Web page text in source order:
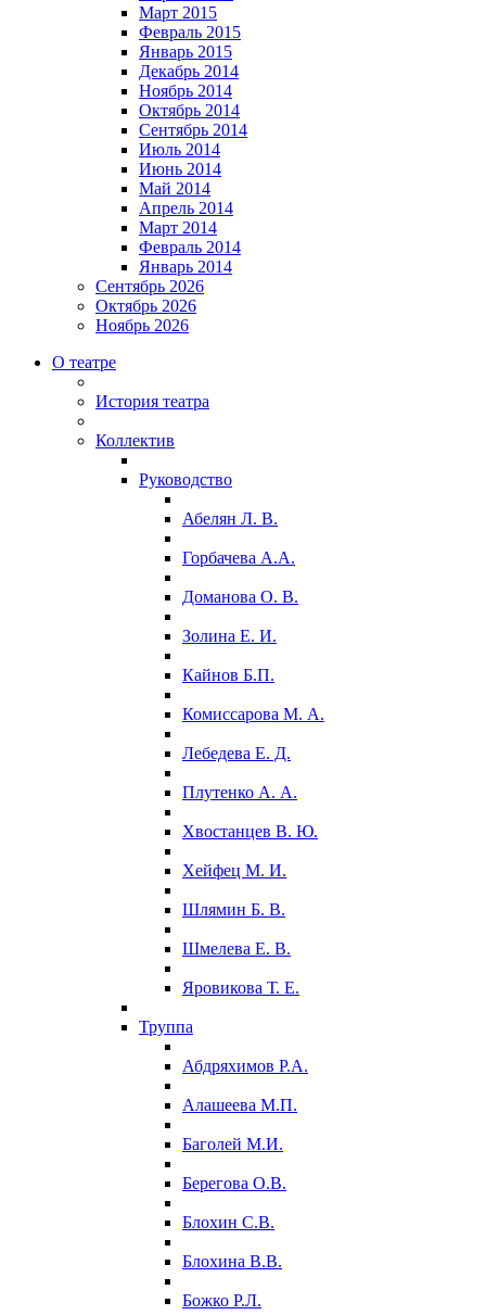
Март 2015
Февраль 2015
Январь 2015
Декабрь 2014
Ноябрь 2014
Октябрь 2014
Сентябрь 2014
Июль 2014
Июнь 2014
Май 2014
Апрель 2014
Март 2014
Февраль 2014
Январь 2014
Сентябрь 2026
Октябрь 2026
Ноябрь 2026
О театре
История театра
Коллектив
Руководство
Абелян Л. В.
Горбачева А.А.
Доманова О. В.
Золина Е. И.
Кайнов Б.П.
Комиссарова М. А.
Лебедева Е. Д.
Плутенко А. А.
Хвостанцев В. Ю.
Хейфец М. И.
Шлямин Б. В.
Шмелева Е. В.
Яровикова Т. Е.
Труппа
Абдряхимов Р.А.
Алашеева М.П.
Баголей М.И.
Берегова О.В.
Блохин С.В.
Блохина В.В.
Божко Р.Л.